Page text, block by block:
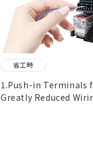
省工時
1.Push-in Terminals
Greatly Reduced